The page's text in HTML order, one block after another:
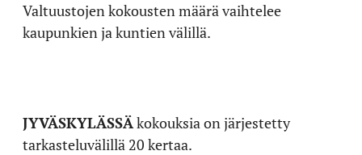
Valtuustojen kokousten määrä vaihtelee
kaupunkien ja kuntien välillä.
JYVÄSKYLÄSSÄkokouksia on järjestetty
tarkasteluvälillä 20 kertaa.